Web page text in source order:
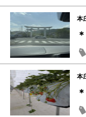
本
本